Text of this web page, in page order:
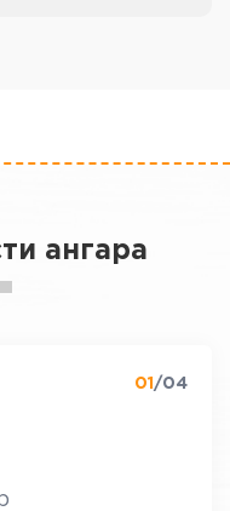
ангара
01 /04